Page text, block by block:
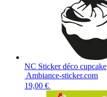
NC Sticker déco cupcake
Ambiance-sticker.com
19,00 €